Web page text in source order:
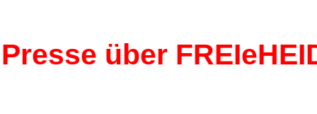
Presse über